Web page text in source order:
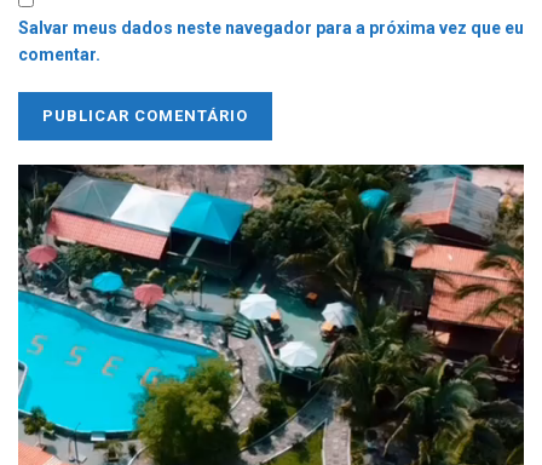
Salvar meus dados neste navegador para a próxima vez que eu
comentar.
Tocador
de
vídeo